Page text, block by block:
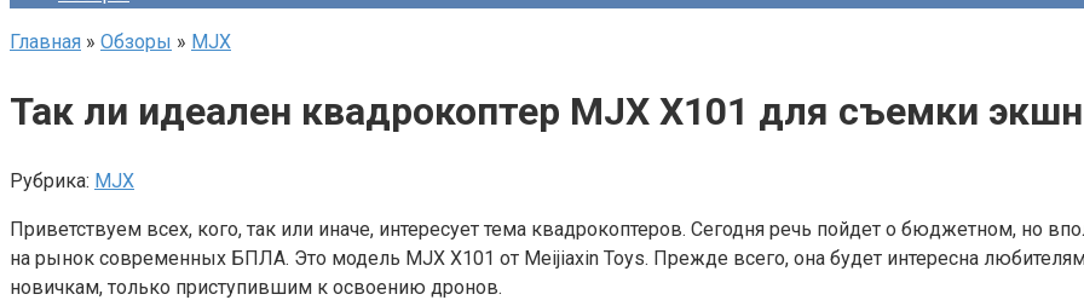
Главная » Обзоры » MJX
Так ли идеален квадрокоптер MJX X101 для съемки
Рубрика: MJX
Приветствуем всех, кого, так или иначе, интересует тема квадрокоптеров. Сегодня речь пойдет о бюджетном, но
на рынок современных БПЛА. Это модель MJX X101 от Meijiaxin Toys. Прежде всего, она будет интересна
новичкам, только приступившим к освоению дронов.